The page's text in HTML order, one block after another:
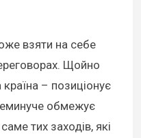
взяти на себе
Щойно
– позиціонує
обмежує
тих заходів, які